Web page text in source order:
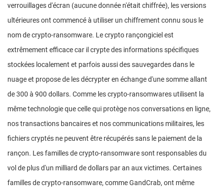
verrouillages d'écran (aucune donnée n'était chiffrée), les versions
ultérieures ont commencé à utiliser un chiffrement connu sous le
nom de crypto-ransomware. Le crypto rançongiciel est
extrêmement efficace car il crypte des informations spécifiques
stockées localement et parfois aussi des sauvegardes dans le
nuage et propose de les décrypter en échange d'une somme allant
de 300 à 900 dollars. Comme les crypto-ransomwares utilisent la
même technologie que celle qui protège nos conversations en ligne,
nos transactions bancaires et nos communications militaires, les
fichiers cryptés ne peuvent être récupérés sans le paiement de la
rançon. Les familles de crypto-ransomware sont responsables du
vol de plus d'un milliard de dollars par an aux victimes. Certaines
familles de crypto-ransomware, comme GandCrab, ont même